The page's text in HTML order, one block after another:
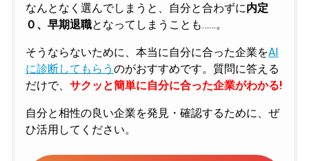
なんとなく選んでしまうと、自分と合わずに内定
０、早期退職となってしまうことも……。
そうならないために、本当に自分に合った企業をAI
に診断してもらう のがおすすめです。質問に答える
だけで、 サクッと簡単に自分に合った企業がわかる!
自分と相性の良い企業を発見・確認するために、ぜ
ひ活用してください。